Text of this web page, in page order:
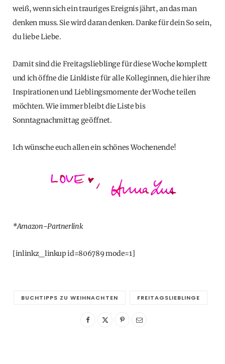
weiß, wenn sich ein trauriges Ereignis jährt, an das man
denken muss. Sie wird daran denken. Danke für dein So sein,
du liebe Liebe.
Damit sind die Freitagslieblinge für diese Woche komplett
und ich öffne die Linkliste für alle Kolleginnen, die hier ihre
Inspirationen und Lieblingsmomente der Woche teilen
möchten. Wie immer bleibt die Liste bis
Sonntagnachmittag geöffnet.
Ich wünsche euch allen ein schönes Wochenende!
*Amazon-Partnerlink
[inlinkz_linkup id=806789 mode=1]
BUCHTIPPS ZU WEIHNACHTEN FREITAGSLIEBLINGE